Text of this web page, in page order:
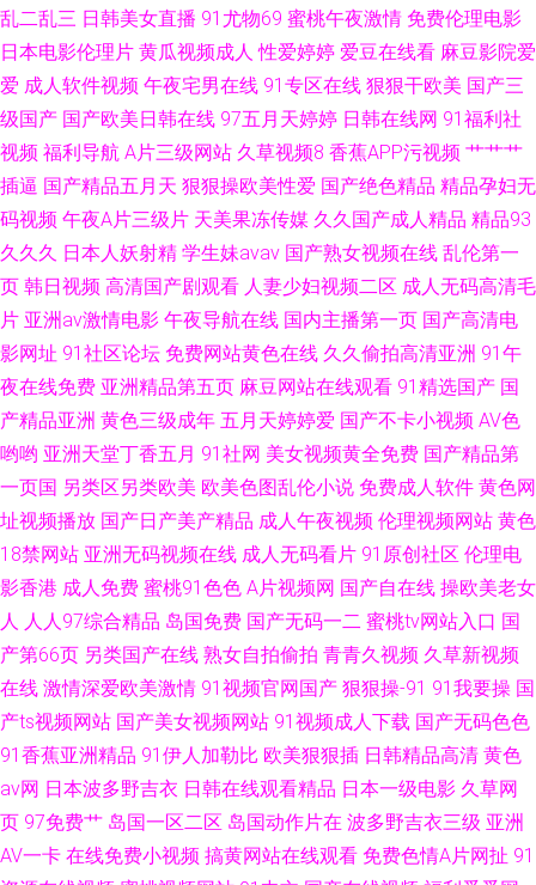
乱二乱三 日韩美女直播 91尤物69 蜜桃午夜激情 免费伦理电影
日本电影伦理片 黄瓜视频成人 性爱婷婷 爱豆在线看 麻豆影院爱
爱 成人软件视频 午夜宅男在线 91专区在线 狠狠干欧美 国产三
级国产 国产欧美日韩在线 97五月天婷婷 日韩在线网 91福利社
视频 福利导航 A片三级网站 久草视频8 香蕉APP污视频 艹艹艹
插逼 国产精品五月天 狠狠操欧美性爱 国产绝色精品 精品孕妇无
码视频 午夜A片三级片 天美果冻传媒 久久国产成人精品 精品93
久久久 日本人妖射精 学生妹avav 国产熟女视频在线 乱伦第一
页 韩日视频 高清国产剧观看 人妻少妇视频二区 成人无码高清毛
片 亚洲av激情电影 午夜导航在线 国内主播第一页 国产高清电
影网址 91社区论坛 免费网站黄色在线 久久偷拍高清亚洲 91午
夜在线免费 亚洲精品第五页 麻豆网站在线观看 91精选国产 国
产精品亚洲 黄色三级成年 五月天婷婷爱 国产不卡小视频 AV色
哟哟 亚洲天堂丁香五月 91社网 美女视频黄全免费 国产精品第
一页国 另类区另类欧美 欧美色图乱伦小说 免费成人软件 黄色网
址视频播放 国产日产美产精品 成人午夜视频 伦理视频网站 黄色
18禁网站 亚洲无码视频在线 成人无码看片 91原创社区 伦理电
影香港 成人免费 蜜桃91色色 A片视频网 国产自在线 操欧美老女
人 人人97综合精品 岛国免费 国产无码一二 蜜桃tv网站入口 国
产第66页 另类国产在线 熟女自拍偷拍 青青久视频 久草新视频
在线 激情深爱欧美激情 91视频官网国产 狠狠操-91 91我要操 国
产ts视频网站 国产美女视频网站 91视频成人下载 国产无码色色
91香蕉亚洲精品 91伊人加勒比 欧美狠狠插 日韩精品高清 黄色
av网 日本波多野吉衣 日韩在线观看精品 日本一级电影 久草网
页 97免费艹 岛国一区二区 岛国动作片在 波多野吉衣三级 亚洲
AV一卡 在线免费小视频 搞黄网站在线观看 免费色情A片网扯 91